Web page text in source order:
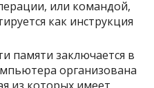
или командой,
как инструкция
памяти заключается в
организована